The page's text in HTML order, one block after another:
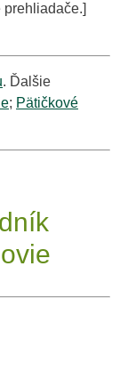
. Ďalšie
; Pätičkové